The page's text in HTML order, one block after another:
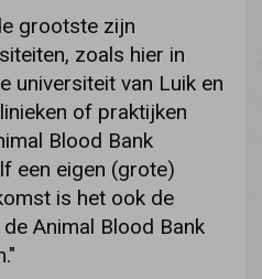
grootste zijn
zoals hier in
universiteit van Luik en
of praktijken
Blood Bank
een eigen (grote)
is het ook de
Animal Blood Bank